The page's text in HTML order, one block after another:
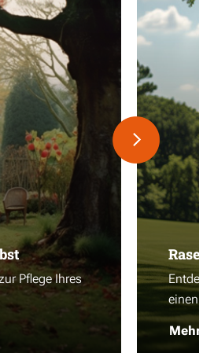
Pflege Ihres
einen